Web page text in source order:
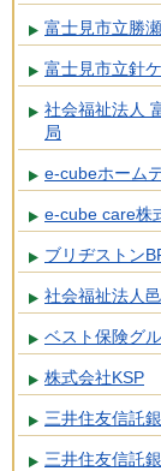
富士見市立勝
富士見市立針
社会福祉法人
局
e-cubeホーム
e-cube care株
ブリヂストン
社会福祉法人
ベスト保険グ
株式会社KSP
三井住友信託
三井住友信託